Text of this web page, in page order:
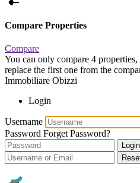
Compare Properties
Compare
You can only compare 4
replace the first one from the
Immobiliare Obizzi
Login
Username
Password Forget Password?
Login